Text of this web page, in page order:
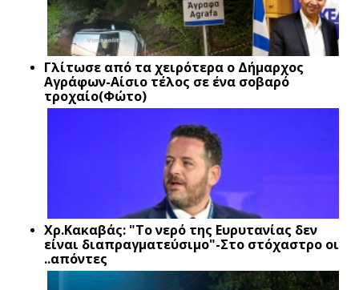
Γλίτωσε από τα χειρότερα ο Δήμαρχος
Αγράφων-Αίσιο τέλος σε ένα σοβαρό
τροχαίο(Φώτο)
Xρ.Κακαβάς: "Το νερό της Ευρυτανίας δεν
είναι διαπραγματεύσιμο"-Στο στόχαστρο οι
..απόντες